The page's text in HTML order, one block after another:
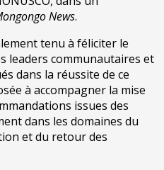
News.
tenu à féliciter le
leaders communautaires et
dans la réussite de ce
à accompagner la mise
issues des
dans les domaines du
et du retour des